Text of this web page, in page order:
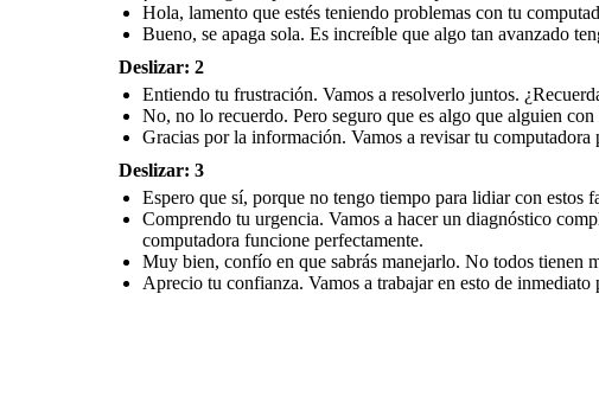
Hola, lamento que estés teniendo problemas con tu
Bueno, se apaga sola. Es increíble que algo tan avanzado
Deslizar: 2
Entiendo tu frustración. Vamos a resolverlo juntos.
No, no lo recuerdo. Pero seguro que es algo que alguien
Gracias por la información. Vamos a revisar tu
Deslizar: 3
Espero que sí, porque no tengo tiempo para lidiar con estos
Comprendo tu urgencia. Vamos a hacer un diagnóstico
computadora funcione perfectamente.
Muy bien, confío en que sabrás manejarlo. No todos tienen
Aprecio tu confianza. Vamos a trabajar en esto de inmediato